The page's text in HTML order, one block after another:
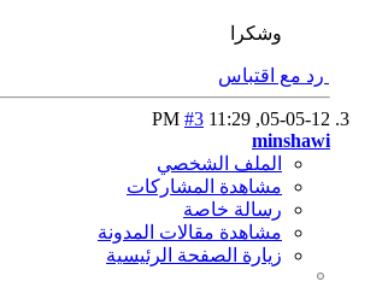
وشكرا
رد مع اقتباس
05-05-12,
11:29 PM
#3
minshawi
الملف الشخصي
مشاهدة المشاركات
رسالة خاصة
مشاهدة مقالات المدونة
زيارة الصفحة الرئيسية